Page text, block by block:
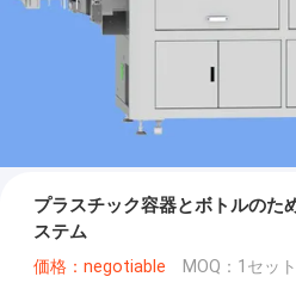
プラスチック容器とボトルのた
ステム
価格：negotiable MOQ：1セット